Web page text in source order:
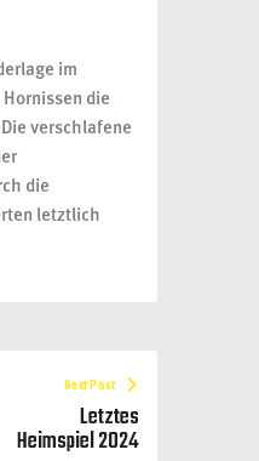
im
die
verschlafene
die
letztlich
Next Post
Letztes
Heimspiel 2024